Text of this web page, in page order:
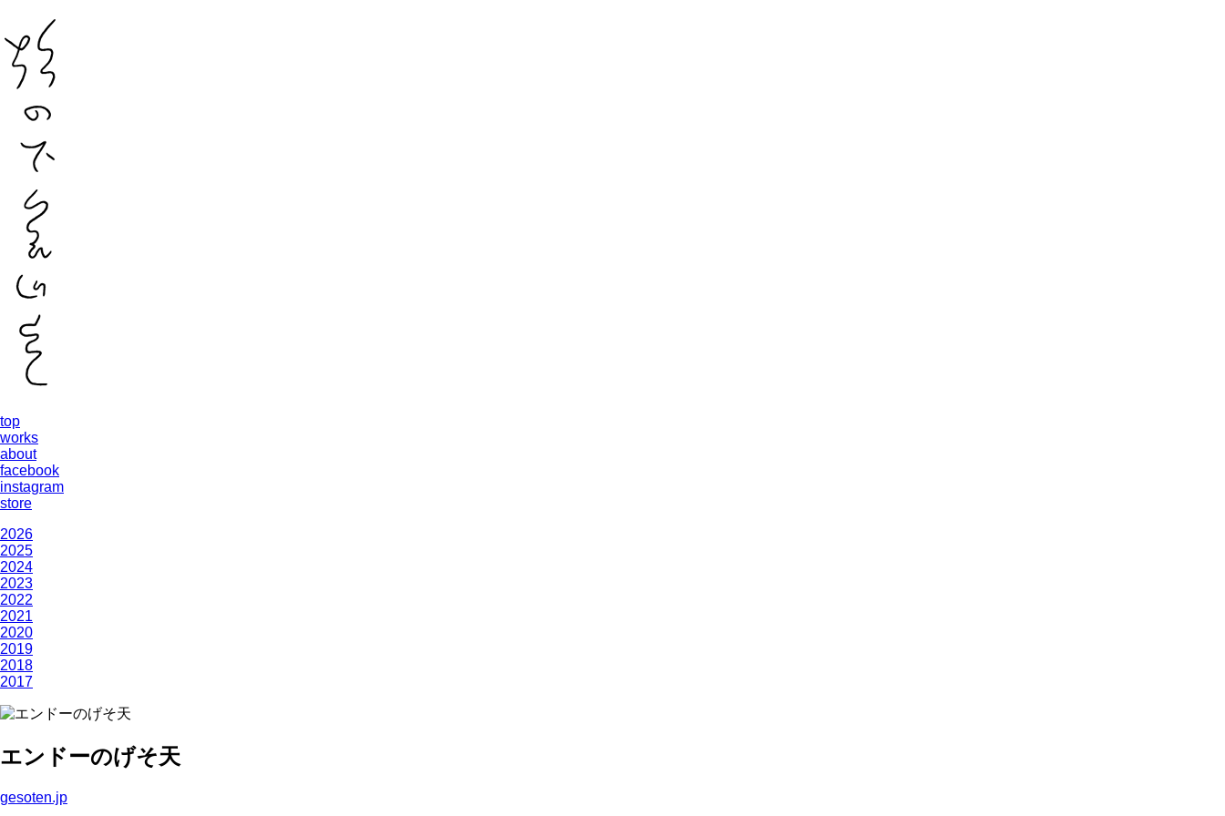
top
works
about
facebook
instagram
store
2026
2025
2024
2023
2022
2021
2020
2019
2018
2017
エンドーのげそ天
gesoten.jp